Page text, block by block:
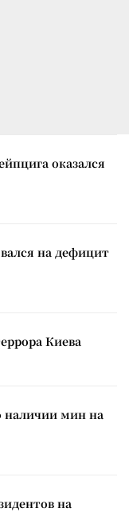
оказался
на дефицит
Киева
наличии мин на
на